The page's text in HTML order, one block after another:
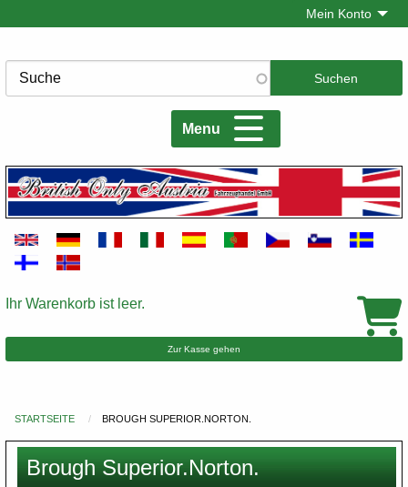
zum
Mein Konto
Suche
Menu
Warenkorb
Ihr Warenkorb ist leer.
Zur Kasse gehen
Du
bist
hier
STARTSEITE BROUGH SUPERIOR.NORTON.
Brough Superior.Norton.